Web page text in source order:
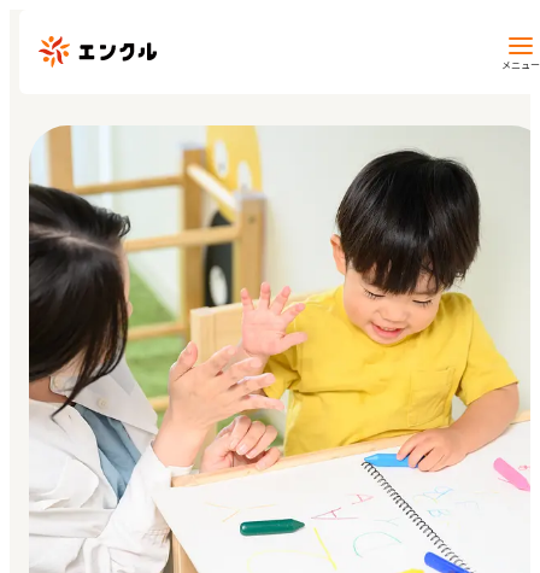
メニュー
保育園・幼稚園を探す
地図から探す
地域から探す
マイページ
閲覧履歴
お気に入り